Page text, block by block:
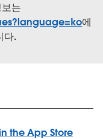
는
에
다.